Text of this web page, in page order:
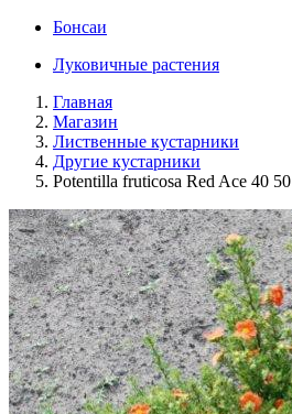
Бонсаи
Луковичные растения
Главная
Магазин
Лиственные кустарники
Другие кустарники
Potentilla fruticosa Red Ace 40 50